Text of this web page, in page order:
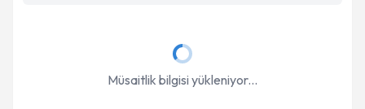
Müsaitlik bilgisi yükleniyor...